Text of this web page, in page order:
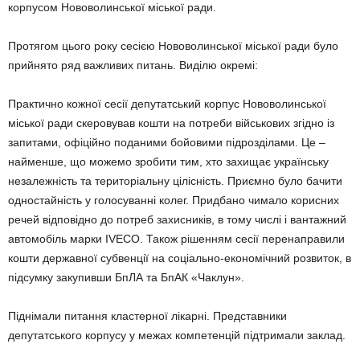
корпусом Нововолинської міської ради.
Протягом цього року сесією Нововолинської міської ради було
прийнято ряд важливих питань. Виділю окремі:
Практично кожної сесії депутатський корпус Нововолинської
міської ради скеровував кошти на потреби військових згідно із
запитами, офіційно поданими бойовими підрозділами. Це –
найменше, що можемо зробити тим, хто захищає українську
незалежність та територіальну цілісність. Приємно було бачити
одностайність у голосуванні колег. Придбано чимало корисних
речей відповідно до потреб захисників, в тому числі і вантажний
автомобіль марки IVECO. Також рішенням сесії перенаправили
кошти державної субвенції на соціально-економічний розвиток, в
підсумку закупивши БпЛА та БпАК «Чаклун».
Піднімали питання кластерної лікарні. Представники
депутатського корпусу у межах компетенцій підтримали заклад.